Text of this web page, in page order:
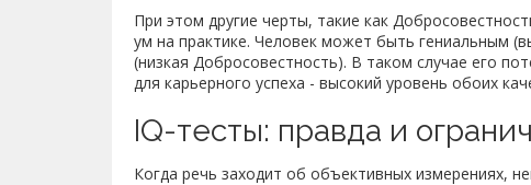
При этом другие черты, такие как
ум на практике. Человек может быть гениальным
(низкая Добросовестность). В таком случае его
для карьерного успеха - высокий уровень обоих
IQ-тесты: правда и
Когда речь заходит об объективных измерениях,